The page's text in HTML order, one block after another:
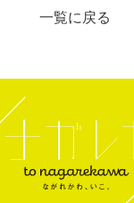
一覧に戻る